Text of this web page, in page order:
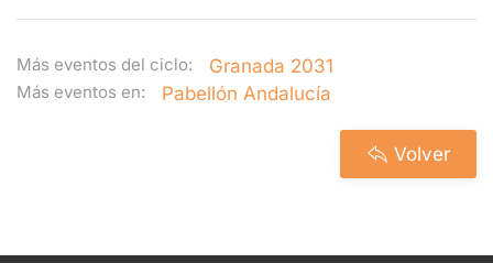
Más eventos del ciclo: Granada 2031
Más eventos en: Pabellón Andalucía
Volver